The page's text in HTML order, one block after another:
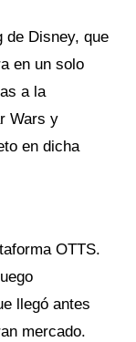
de Disney, que
en un solo
a la
Wars y
en dicha
OTTS.
llegó antes
mercado.